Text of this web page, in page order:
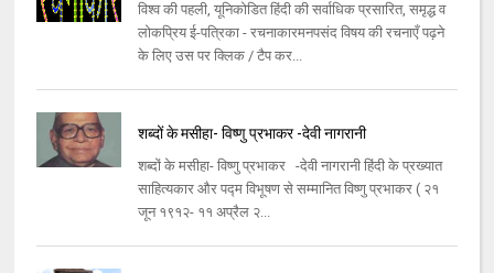
विश्व की पहली, यूनिकोडित हिंदी की सर्वाधिक प्रसारित, समृद्ध व
लोकप्रिय ई-पत्रिका - रचनाकारमनपसंद विषय की रचनाएँ पढ़ने
के लिए उस पर क्लिक / टैप कर...
शब्दों के मसीहा- विष्णु प्रभाकर -देवी नागरानी
शब्दों के मसीहा- विष्णु प्रभाकर -देवी नागरानी हिंदी के प्रख्यात
साहित्यकार और पद्म विभूषण से सम्मानित विष्णु प्रभाकर ( २१
जून १९१२- ११ अप्रैल २...